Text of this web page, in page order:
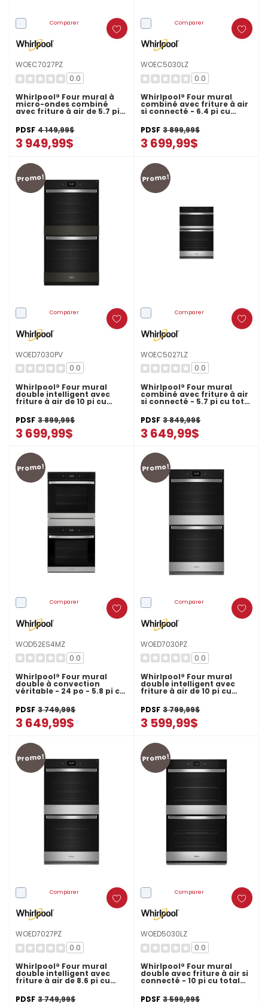
Comparer
WOEC7027PZ
0.0
Whirlpool® Four mural à
micro-ondes combiné
avec friture à air de 5.7 pi
PDSF 4 149,99$
3 949,99$
Comparer
WOEC5030LZ
0.0
Whirlpool® Four mural
combiné avec friture à air
si connecté - 6.4 pi cu
total WOEC5030LZ
PDSF 3 899,99$
3 699,99$
Promo!
Comparer
WOED7030PV
0.0
Whirlpool® Four mural
double intelligent avec
friture à air de 10 pi cu
PDSF 3 899,99$
3 699,99$
Promo!
Comparer
WOEC5027LZ
0.0
Whirlpool® Four mural
combiné avec friture à air
si connecté - 5.7 pi cu total
PDSF 3 849,99$
3 649,99$
Promo!
Comparer
WOD52ES4MZ
0.0
Whirlpool® Four mural
double à convection
véritable - 24 po - 5.8 pi cu
PDSF 3 749,99$
3 649,99$
Promo!
Comparer
WOED7030PZ
0.0
Whirlpool® Four mural
double intelligent avec
friture à air de 10 pi cu
PDSF 3 799,99$
3 599,99$
Promo!
Comparer
WOED7027PZ
0.0
Whirlpool® Four mural
double intelligent avec
friture à air de 8.6 pi cu
PDSF 3 749,99$
Promo!
Comparer
WOED5030LZ
0.0
Whirlpool® Four mural
double avec friture à air si
connecté - 10 pi cu total
PDSF 3 599,99$